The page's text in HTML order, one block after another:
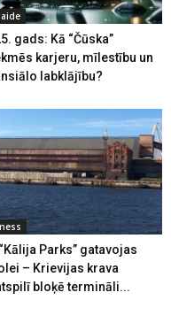
gads: Kā “Čūska”
karjeru, mīlestību un
labklājību?
Parks” gatavojas
– Krievijas krava
bloķē termināli...